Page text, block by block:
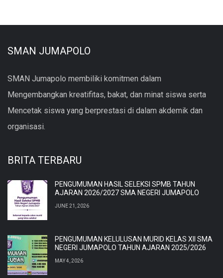
SMAN JUMAPOLO
SMAN Jumapolo membiliki komitmen dalam
Mengembangkan kreatifitas, bakat, dan minat siswa serta
Mencetak siswa yang berprestasi di dalam akdemik dan
organisasi.
BRITA TERBARU
PENGUMUMAN HASIL SELEKSI SPMB TAHUN
AJARAN 2026/2027 SMA NEGERI JUMAPOLO
JUNE 21, 2026
PENGUMUMAN KELULUSAN MURID KELAS XII SMA
NEGERI JUMAPOLO TAHUN AJARAN 2025/2026
MAY 4, 2026